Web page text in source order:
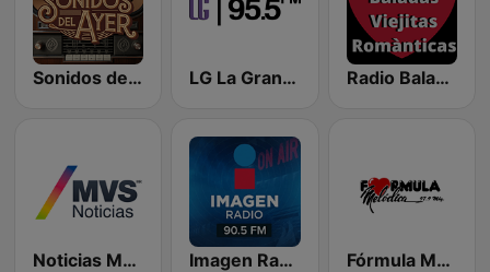
Sonidos del Ayer LG La Grande Radio Baladas Viejitas Románticas
Noticias MVS Imagen Radio 90.5 FM Fórmula Melódica